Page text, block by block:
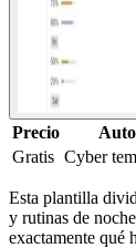
Precio
Gratis Cyber
Esta plantilla
y rutinas de
exactamente qué